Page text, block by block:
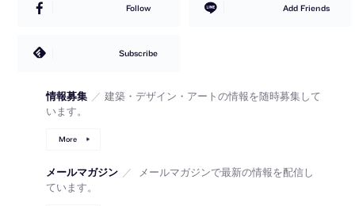
Follow Add Friends
Subscribe
情報募集 ／ 建築・デザイン・アートの情報を随時募集して
います。
More
メールマガジン ／
メールマガジンで最新の情報を配信し
ています。